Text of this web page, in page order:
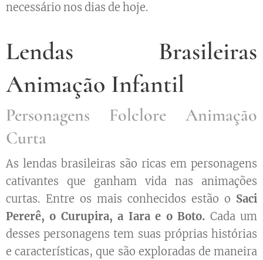
necessário nos dias de hoje.
Lendas Brasileiras
Animação Infantil
Personagens Folclore Animação
Curta
As lendas brasileiras são ricas em personagens
cativantes que ganham vida nas animações
curtas. Entre os mais conhecidos estão o Saci
Pererê, o Curupira, a Iara e o Boto. Cada um
desses personagens tem suas próprias histórias
e características, que são exploradas de maneira